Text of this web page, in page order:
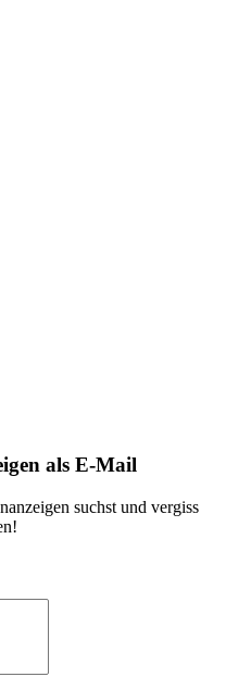
als E-Mail
suchst und vergiss